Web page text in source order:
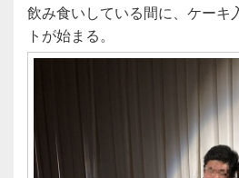
飲み食いしている間に、ケーキ
トが始まる。